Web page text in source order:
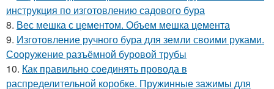
инструкция по изготовлению садового бура
8. Вес мешка с цементом. Объем мешка цемента
9. Изготовление ручного бура для земли своими руками.
Сооружение разъёмной буровой трубы
10. Как правильно соединять провода в
распределительной коробке. Пружинные зажимы для